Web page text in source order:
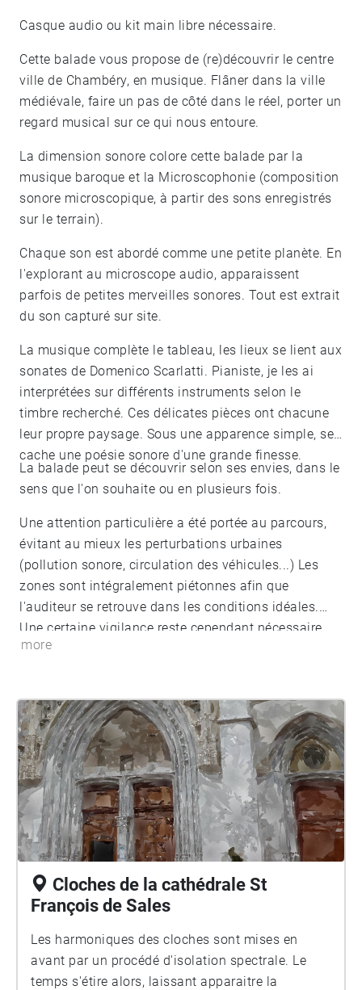
Casque audio ou kit main libre nécessaire.
Cette balade vous propose de (re)découvrir le centre
ville de Chambéry, en musique. Flâner dans la ville
médiévale, faire un pas de côté dans le réel, porter un
regard musical sur ce qui nous entoure.
La dimension sonore colore cette balade par la
musique baroque et la Microscophonie (composition
sonore microscopique, à partir des sons enregistrés
sur le terrain).
Chaque son est abordé comme une petite planète. En
l'explorant au microscope audio, apparaissent
parfois de petites merveilles sonores. Tout est extrait
du son capturé sur site.
La musique complète le tableau, les lieux se lient aux
sonates de Domenico Scarlatti. Pianiste, je les ai
interprétées sur différents instruments selon le
timbre recherché. Ces délicates pièces ont chacune
leur propre paysage. Sous une apparence simple, se
cache une poésie sonore d'une grande finesse.
La balade peut se découvrir selon ses envies, dans le
sens que l'on souhaite ou en plusieurs fois.
Une attention particulière a été portée au parcours,
évitant au mieux les perturbations urbaines
(pollution sonore, circulation des véhicules...) Les
zones sont intégralement piétonnes afin que
l'auditeur se retrouve dans les conditions idéales.
Une certaine vigilance reste cependant nécessaire,
notamment si la balade se réalise en famille.
more
Cloches de la cathédrale St
François de Sales
Les harmoniques des cloches sont mises en
avant par un procédé d'isolation spectrale. Le
temps s'étire alors, laissant apparaitre la